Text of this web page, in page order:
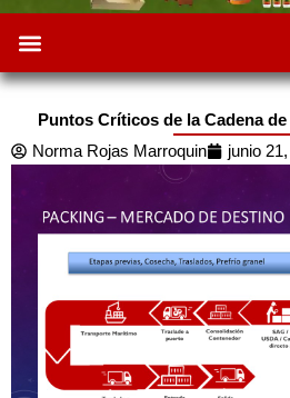
Puntos Críticos de la Cadena
Norma Rojas Marroquin
junio